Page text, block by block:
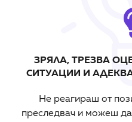
ЗРЯЛА, ТРЕЗВА
СИТУАЦИИ И
Не реагираш от
преследвач и можеш да